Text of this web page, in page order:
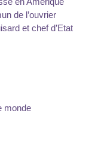
de l’ouvrier
et chef d’Etat
monde